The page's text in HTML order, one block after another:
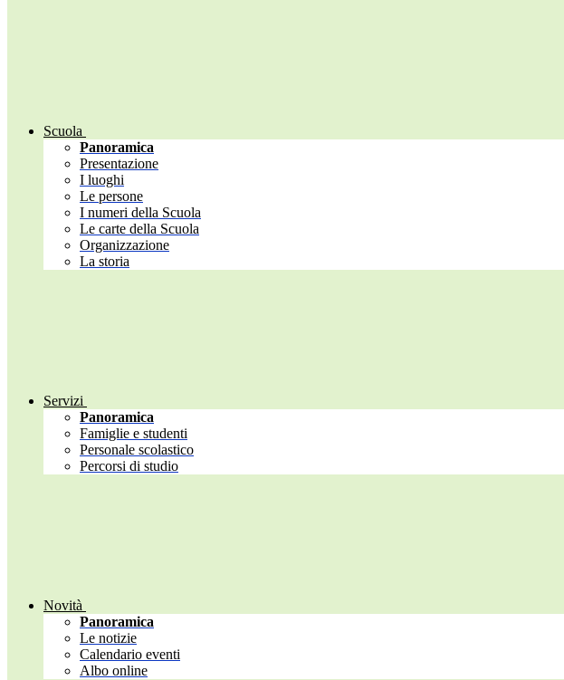
Scuola
Panoramica
Presentazione
I luoghi
Le persone
I numeri della Scuola
Le carte della Scuola
Organizzazione
La storia
Servizi
Panoramica
Famiglie e studenti
Personale scolastico
Percorsi di studio
Novità
Panoramica
Le notizie
Calendario eventi
Albo online